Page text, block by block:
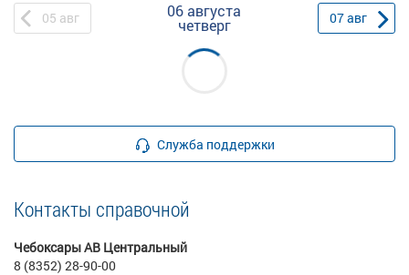
05 авг 06 августа
четверг 07авг
Служба поддержки
Контакты справочной
Чебоксары АВ Центральный
8 (8352) 28-90-00